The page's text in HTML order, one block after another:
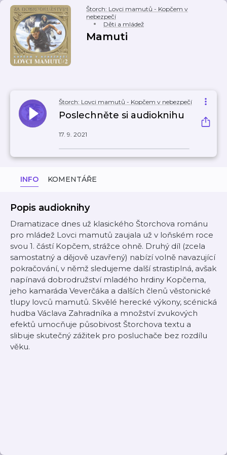
Štorch: Lovci mamutů - Kopčem v
nebezpečí
Děti a mládež
Mamuti
Štorch: Lovci mamutů - Kopčem v nebezpečí
Poslechněte si audioknihu
17. 9. 2021
INFO KOMENTÁŘE
Popis audioknihy
Dramatizace dnes už klasického Štorchova románu
pro mládež Lovci mamutů zaujala už v loňském roce
svou 1. částí Kopčem, strážce ohně. Druhý díl (zcela
samostatný a dějově uzavřený) nabízí volně navazující
pokračování, v němž sledujeme další strastiplná, avšak
napínavá dobrodružství mladého hrdiny Kopčema,
jeho kamaráda Veverčáka a dalších členů věstonické
tlupy lovců mamutů. Skvělé herecké výkony, scénická
hudba Václava Zahradníka a množství zvukových
efektů umocňuje působivost Štorchova textu a
slibuje skutečný zážitek pro posluchače bez rozdílu
věku.